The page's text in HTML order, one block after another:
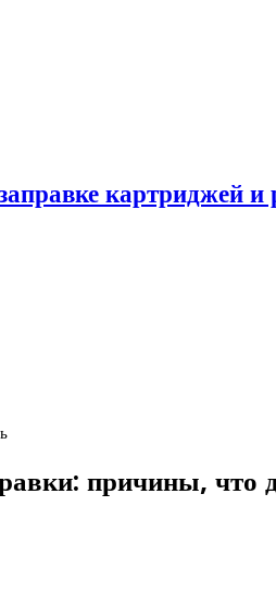
картриджей и
причины, что